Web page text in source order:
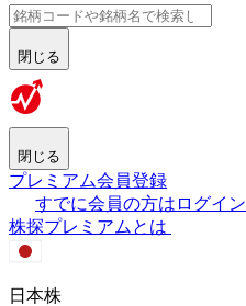
閉じる
閉じる
プレミアム会員登録
すでに会員の方はログイン
株探プレミアムとは
日本株